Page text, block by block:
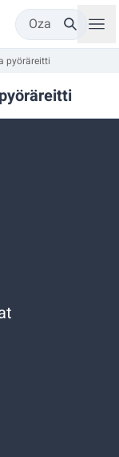
Oza
pyöräreitti